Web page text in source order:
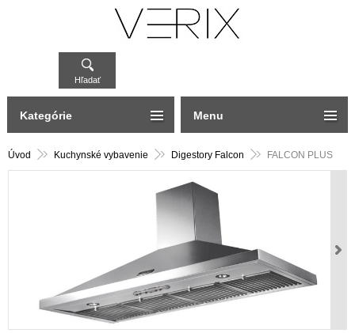
Hľadať
Úvod Kuchynské vybavenie Digestory Falcon FALCON PLUS
Kategórie Menu